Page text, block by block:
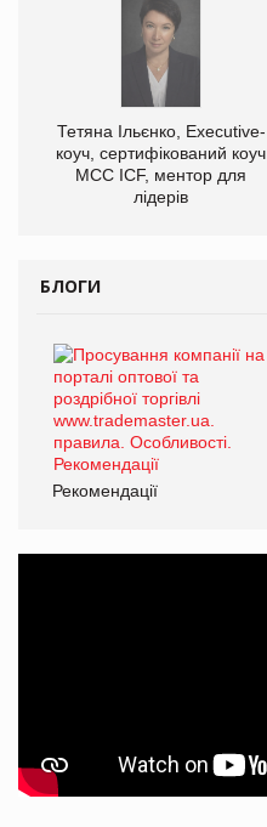
Тетяна Ільєнко, Executive-
коуч, сертифікований коуч
МСС ICF, ментор для
лідерів
БЛОГИ
Рекомендації